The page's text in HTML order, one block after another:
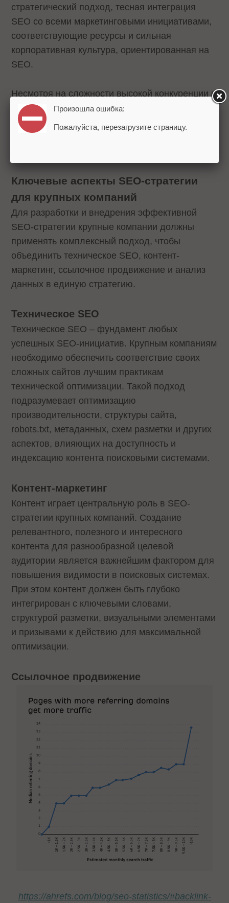
стратегический подход, тесная интеграция
SEO со всеми маркетинговыми инициативами,
соответствующие ресурсы и сильная
корпоративная культура, ориентированная на
SEO.
Несмотря на сложности высокой конкуренции и
разнообразия аудитории, преимущества
крупных компаний дают возможность занять
лидирующие позиции в поисковых системах
Ключевые аспекты SEO-стратегии
для крупных компаний
Для разработки и внедрения эффективной
SEO-стратегии крупные компании должны
применять комплексный подход, чтобы
объединить техническое SEO, контент-
маркетинг, ссылочное продвижение и анализ
данных в единую стратегию.
Техническое SEO
Техническое SEO – фундамент любых
успешных SEO-инициатив. Крупным компаниям
необходимо обеспечить соответствие своих
сложных сайтов лучшим практикам
технической оптимизации. Такой подход
подразумевает оптимизацию
производительности, структуры сайта,
robots.txt, метаданных, схем разметки и других
аспектов, влияющих на доступность и
индексацию контента поисковыми системами.
Контент-маркетинг
Контент играет центральную роль в SEO-
стратегии крупных компаний. Создание
релевантного, полезного и интересного
контента для разнообразной целевой
аудитории является важнейшим фактором для
повышения видимости в поисковых системах.
При этом контент должен быть глубоко
интегрирован с ключевыми словами,
структурой разметки, визуальными элементами
и призывами к действию для максимальной
оптимизации.
Ссылочное продвижение
https://ahrefs.com/blog/seo-statistics/#backlink-
Произошла ошибка:
Пожалуйста, перезагрузите страницу.